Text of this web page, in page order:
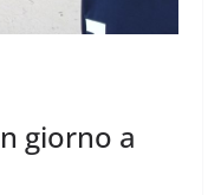
giorno a